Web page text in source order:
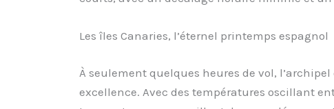
Les îles Canaries, l’éternel printemps espagnol
À seulement quelques heures de vol,
excellence. Avec des températures oscillant